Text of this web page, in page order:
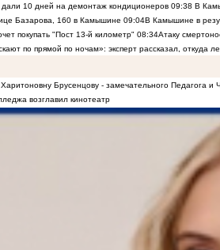
10 дней на демонтаж кондиционеров 09:38 В
Базарова, 160 в Камышине 09:04В Камышине в
покупать "Пост 13-й километр" 08:34Атаку
по прямой по ночам»: эксперт рассказал, откуда
Брусенцову - замечательного Педагога и
возглавил кинотеатр